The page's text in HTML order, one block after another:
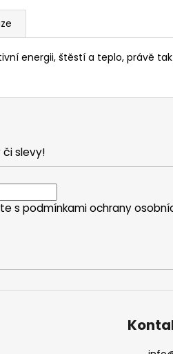
energii, štěstí a teplo, právě
či slevy!
s podmínkami ochrany